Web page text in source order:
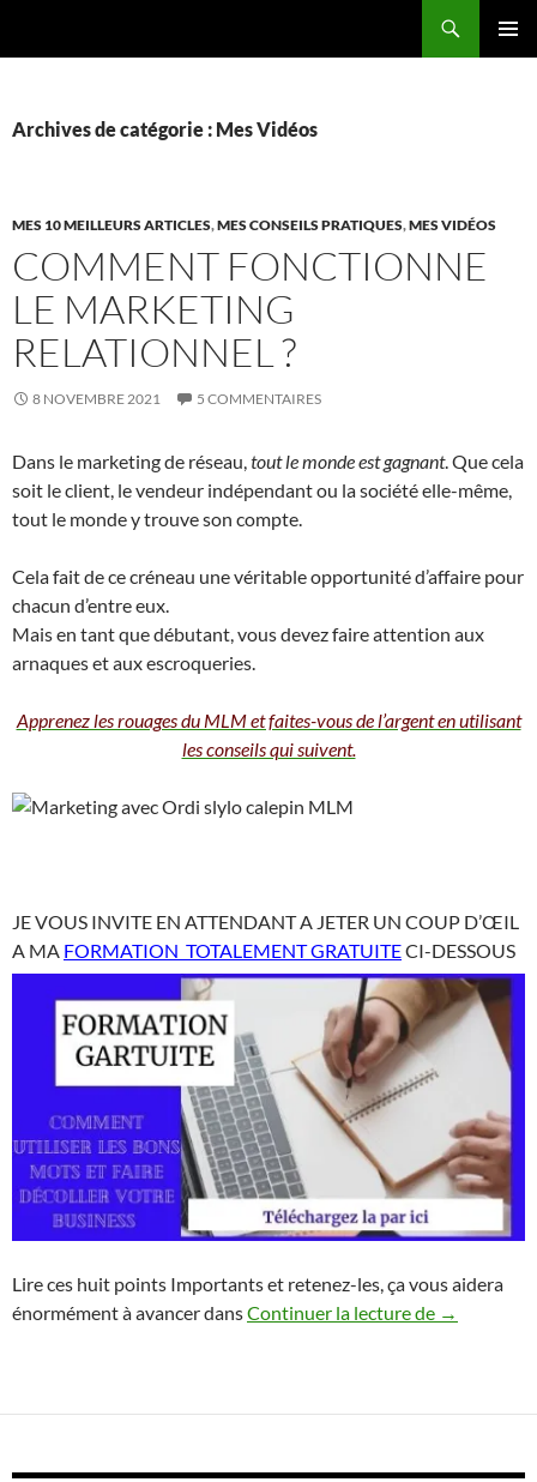
Archives de catégorie : Mes Vidéos
MES 10 MEILLEURS ARTICLES,MES CONSEILS PRATIQUES,MES VIDÉOS
COMMENT FONCTIONNE
LE MARKETING
RELATIONNEL ?
8 NOVEMBRE 2021 5 COMMENTAIRES
Dans le marketing de réseau,tout le monde est gagnant. Que cela
soit le client, le vendeur indépendant ou la société elle-même,
tout le monde y trouve son compte.
Cela fait de ce créneau une véritable opportunité d’affaire pour
chacun d’entre eux.
Mais en tant que débutant, vous devez faire attention aux
arnaques et aux escroqueries.
Apprenez les rouages du MLM et faites-vous de l’argent en utilisant
les conseils qui suivent.
JE VOUS INVITE EN ATTENDANT A JETER UN COUP D’ŒIL
A MA FORMATION TOTALEMENT GRATUITECI-DESSOUS
Lire ces huit points Importants et retenez-les, ça vous aidera
énormément à avancer dansContinuer la lecture de Comment
→